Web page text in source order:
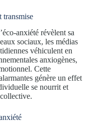
transmise
anxiété révèlent sa
sociaux, les médias
véhiculent en
anxiogènes,
Cette
génère un effet
se nourrit et